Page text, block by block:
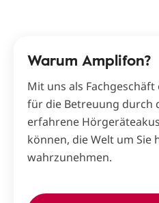
Warum Amplifon?
Mit uns als Fachgeschäft
für die Betreuung durch
erfahrene
können, die Welt um Sie
wahrzunehmen.